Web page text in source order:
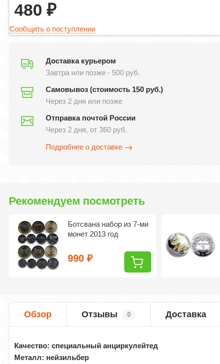
480₽
Сообщить о поступлении
Доставка курьером
Завтра или позже - 500 руб.
Самовывоз (стоимость 150 руб.)
Через 2 дня или позже
Отправка почтой России
Через 2 дня, от 360 руб.
Подробнее о доставке
Рекомендуем посмотреть
Ботсвана набор из 7-ми
монет 2013 год
990₽
Обзор Отзывы 0 Доставка
Качество: специальный анциркулейтед
Металл: нейзильбер